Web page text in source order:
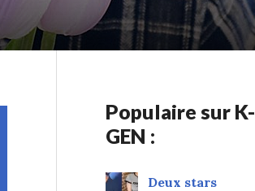
Populaire sur K-
GEN :
Deux stars